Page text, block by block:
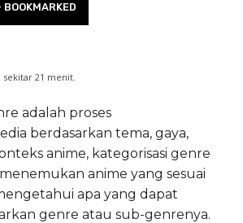
sekitar21 menit.
adalah proses
berdasarkan tema, gaya,
anime, kategorisasi genre
anime yang sesuai
apa yang dapat
genre atau sub-genrenya.